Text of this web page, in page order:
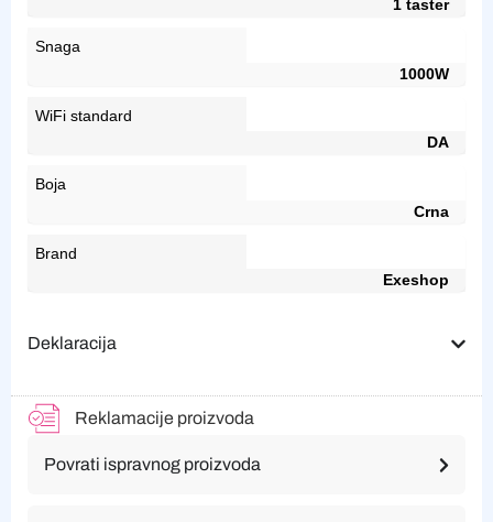
1 taster
Snaga
1000W
WiFi standard
DA
Boja
Crna
Brand
Exeshop
Deklaracija
Reklamacije proizvoda
Povrati ispravnog proizvoda